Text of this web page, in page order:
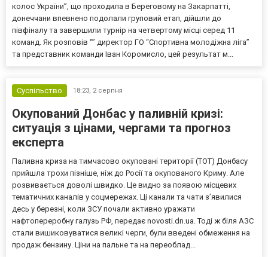
колос України”, що проходила в Береговому на Закарпатті,
донеччани впевнено подолали груповий етап, дійшли до
півфіналу та завершили турнір на четвертому місці серед 11
команд. Як розповів “” директор ГО “Спортивна молодіжна ліга”
та представник команди Іван Коромисло, цей результат м...
Суспільство 18:23, 2 серпня
Окупований Донбас у паливній кризі:
ситуація з цінами, чергами та прогноз
експерта
Паливна криза на тимчасово окуповані території (ТОТ) Донбасу
прийшла трохи пізніше, ніж до Росії та окупованого Криму. Але
розвивається доволі швидко. Це видно за появою місцевих
тематичних каналів у соцмережах. Ці канали та чати з’явилися
десь у березні, коли ЗСУ почали активно уражати
нафтопереробну галузь РФ, передає novosti.dn.ua. Тоді ж біля АЗС
стали вишиковуватися великі черги, були введені обмеження на
продаж бензину. Ціни на пальне та на переоблад...